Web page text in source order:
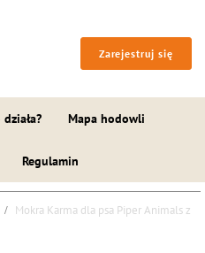
Zarejestruj się
Mapa hodowli
Regulamin
Mokra Karma dla psa Piper Animals z